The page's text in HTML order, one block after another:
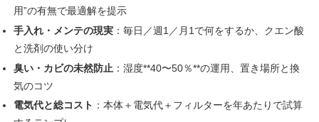
用”の有無で最適解を提示
手入れ・メンテの現実：毎日／週1／月1で何をするか、クエン酸
と洗剤の使い分け
臭い・カビの未然防止 ：湿度**40〜50％**の運用、置き場所と換
気のコツ
電気代と総コスト ：本体＋電気代＋フィルターを年あたりで試算